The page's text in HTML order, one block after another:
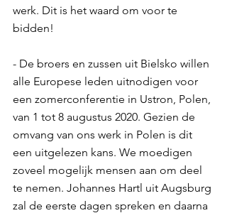
werk. Dit is het waard om voor te
bidden!
- De broers en zussen uit Bielsko willen
alle Europese leden uitnodigen voor
een zomerconferentie in Ustron, Polen,
van 1 tot 8 augustus 2020. Gezien de
omvang van ons werk in Polen is dit
een uitgelezen kans. We moedigen
zoveel mogelijk mensen aan om deel
te nemen. Johannes Hartl uit Augsburg
zal de eerste dagen spreken en daarna